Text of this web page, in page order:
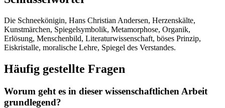
Die Schneekönigin, Hans Christian Andersen, Herzenskälte,
Kunstmärchen, Spiegelsymbolik, Metamorphose, Organik,
Erlösung, Menschenbild, Literaturwissenschaft, böses Prinzip,
Eiskristalle, moralische Lehre, Spiegel des Verstandes.
Häufig gestellte Fragen
Worum geht es in dieser wissenschaftlichen Arbeit
grundlegend?